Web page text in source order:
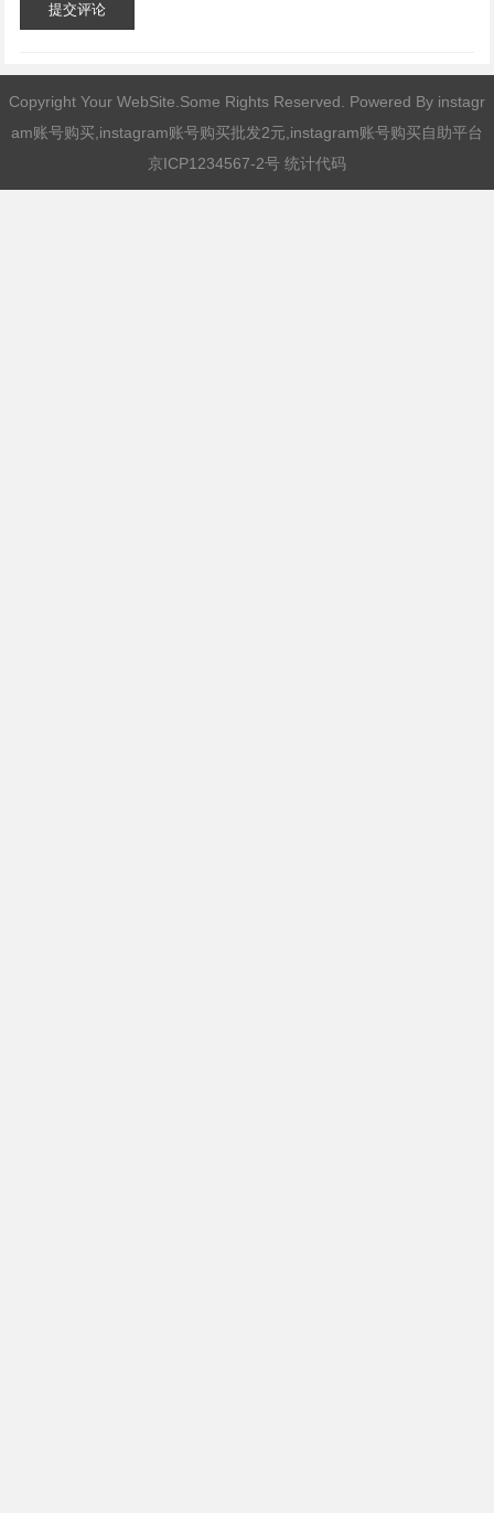
提交评论
Copyright Your WebSite.Some Rights Reserved. Powered By instagr
am账号购买,instagram账号购买批发2元,instagram账号购买自助平台
京ICP1234567-2号 统计代码